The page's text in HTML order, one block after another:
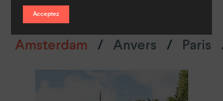
Amsterdam Anvers Paris
villesAcceptez